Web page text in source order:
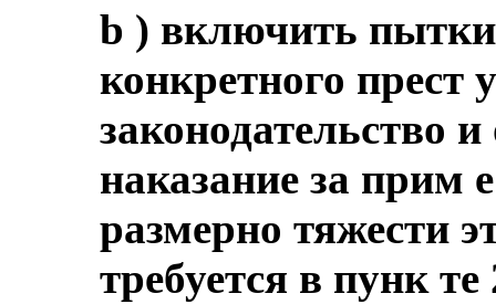
b ) включить пытки
конкретного прест
законодательство
наказание за прим
размерно тяжести
требуется в пунк